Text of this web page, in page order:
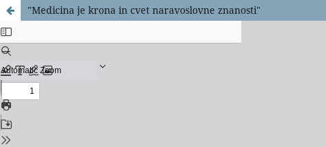
"Medicina je krona in cvet naravoslovne znanosti"